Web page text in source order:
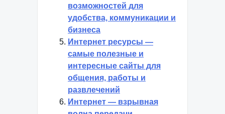
возможностей для
удобства, коммуникации и
бизнеса
Интернет ресурсы —
самые полезные и
интересные сайты для
общения, работы и
развлечений
Интернет — взрывная